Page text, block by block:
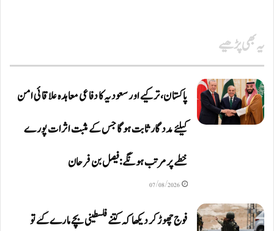
یہ بھی پڑھیے
پاکستان، ترکیے اور سعودیہ کا دفاعی معاہدہ علاقائی امن
کیلئے مددگار ثابت ہوگا جس کے مثبت اثرات پورے
خطے پر مرتب ہونگے: فیصل بن فرحان
07/08/2026
فوج چھوڑ کر دیکھا کہ کتنے فلسطینی بچے مارے گئے تو